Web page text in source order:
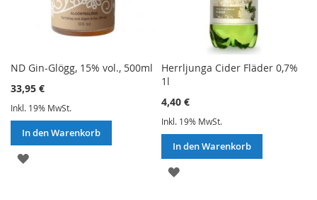
ND Gin-Glögg, 15% vol., 500ml
33,95 €
Inkl. 19% MwSt.
In den Warenkorb
ZUR
Herrljunga Cider Fläder 0,7%
1l
4,40 €
Inkl. 19% MwSt.
In den Warenkorb
ZUR